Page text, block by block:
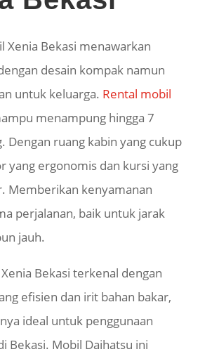
Xenia Bekasi menawarkan
desain kompak namun
untuk keluarga. Rental mobil
menampung hingga 7
Dengan ruang kabin yang cukup
yang ergonomis dan kursi yang
Memberikan kenyamanan
perjalanan, baik untuk jarak
jauh.
Bekasi terkenal dengan
efisien dan irit bahan bakar,
ideal untuk penggunaan
Bekasi. Mobil Daihatsu ini